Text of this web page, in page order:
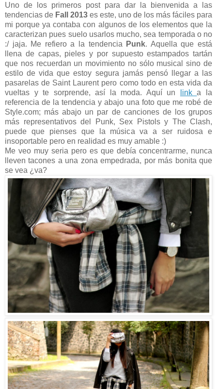
Uno de los primeros post para dar la bienvenida a las
tendencias de Fall 2013 es este, uno de los más fáciles para
mi porque ya contaba con algunos de los elementos que la
caracterizan pues suelo usarlos mucho, sea temporada o no
:/ jaja. Me refiero a la tendencia
Punk. Aquella que está
llena de capas, pieles y por supuesto estampados tartán
que nos recuerdan un movimiento no sólo musical sino de
estilo de vida que estoy segura jamás pensó llegar a las
pasarelas de Saint Laurent pero como todo en esta vida da
vueltas y te sorprende, así la moda. Aquí un
linka la
referencia de la tendencia y abajo una foto que me robé de
Style.com; más abajo un par de canciones de los grupos
más representativos del Punk, Sex Pistols y The Clash,
puede que pienses que la música va a ser ruidosa e
insoportable pero en realidad es muy amable :)
Me veo muy seria pero es que debía concentrarme, nunca
lleven tacones a una zona empedrada, por más bonita que
se vea ¿va?